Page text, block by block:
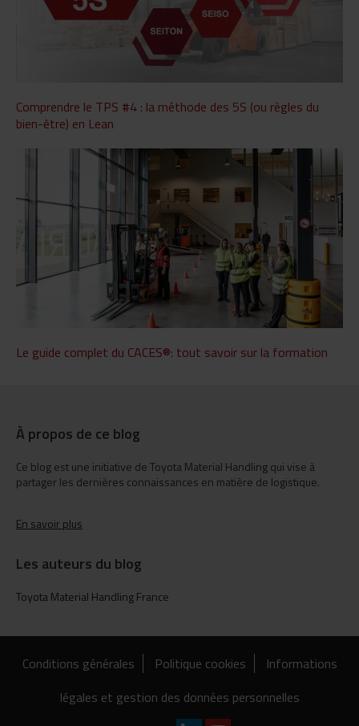
Comprendre le TPS #4 : la méthode des 5S (ou règles du
bien-être) en Lean
Le guide complet du CACES®: tout savoir sur la formation
À propos de ce blog
Ce blog est une initiative de Toyota Material Handling qui vise à
partager les dernières connaissances en matière de logistique.
En savoir plus
Les auteurs du blog
Toyota Material Handling France
Conditions générales Politique cookies
Informations
légales et gestion des données personnelles